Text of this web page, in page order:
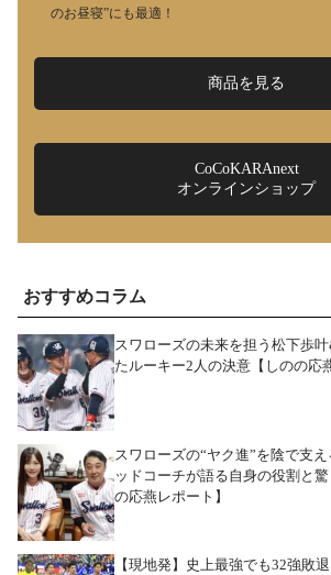
のお昼寝”にも最適！
商品を見る
CoCoKARAnext
オンラインショップ
おすすめコラム
スワローズの未来を担う松下歩
たルーキー2人の決意【しのの応
スワローズの“ヤク進”を陰で支
ッドコーチが語る自身の役割と
の応燕レポート】
【現地発】史上最強でも32強敗